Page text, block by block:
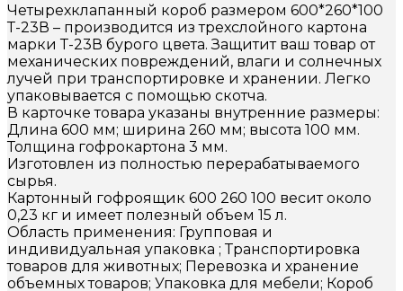
Четырехклапанный короб размером 600*260*100
Т-23В – производится из трехслойного картона
марки Т-23В бурого цвета. Защитит ваш товар от
механических повреждений, влаги и солнечных
лучей при транспортировке и хранении. Легко
упаковывается с помощью скотча.
В карточке товара указаны внутренние размеры:
Длина 600 мм; ширина 260 мм; высота 100 мм.
Толщина гофрокартона 3 мм.
Изготовлен из полностью перерабатываемого
сырья.
Картонный гофроящик 600 260 100 весит около
0,23 кг и имеет полезный объем 15 л.
Область применения: Групповая и
индивидуальная упаковка ; Транспортировка
товаров для животных; Перевозка и хранение
объемных товаров; Упаковка для мебели; Короб